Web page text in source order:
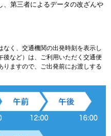
、第三者によるデータの改ざんや
なく、交通機関の出発時刻を表示し
後など）は、ご利用いただく交通便
ますので、ご出発前にお渡しする